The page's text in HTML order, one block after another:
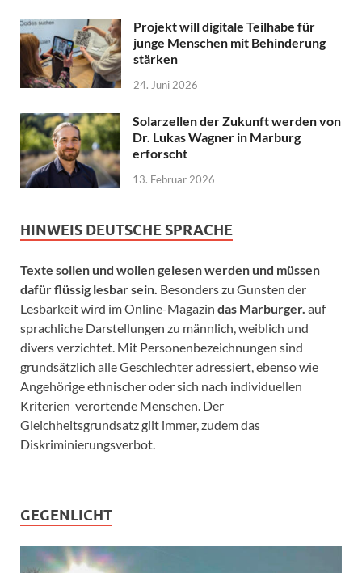
Projekt will digitale Teilhabe für
junge Menschen mit Behinderung
stärken
24. Juni 2026
Solarzellen der Zukunft werden von
Dr. Lukas Wagner in Marburg
erforscht
13. Februar 2026
HINWEIS DEUTSCHE SPRACHE
Texte sollen und wollen gelesen werden und müssen
dafür flüssig lesbar sein. Besonders zu Gunsten der
Lesbarkeit wird im Online-Magazin das Marburger. auf
sprachliche Darstellungen zu männlich, weiblich und
divers verzichtet. Mit Personenbezeichnungen sind
grundsätzlich alle Geschlechter adressiert, ebenso wie
Angehörige ethnischer oder sich nach individuellen
Kriterien verortende Menschen. Der
Gleichheitsgrundsatz gilt immer, zudem das
Diskriminierungsverbot.
GEGENLICHT